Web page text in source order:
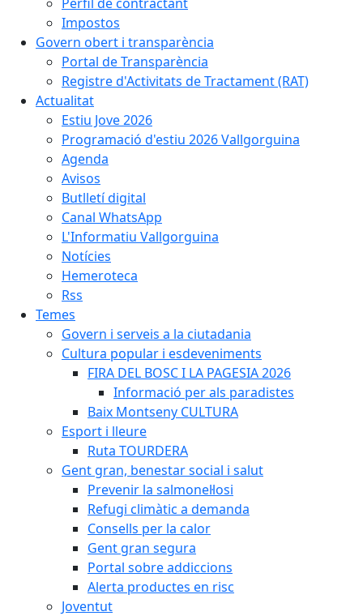
Impostos
Govern obert i transparència
Portal de Transparència
Registre d'Activitats de Tractament (RAT)
Actualitat
Estiu Jove 2026
Programació d'estiu 2026 Vallgorguina
Agenda
Avisos
Butlletí digital
Canal WhatsApp
L'Informatiu Vallgorguina
Notícies
Hemeroteca
Rss
Temes
Govern i serveis a la ciutadania
Cultura popular i esdeveniments
FIRA DEL BOSC I LA PAGESIA 2026
Informació per als paradistes
Baix Montseny CULTURA
Esport i lleure
Ruta TOURDERA
Gent gran, benestar social i salut
Prevenir la salmonel·losi
Refugi climàtic a demanda
Consells per la calor
Gent gran segura
Portal sobre addiccions
Alerta productes en risc
Joventut